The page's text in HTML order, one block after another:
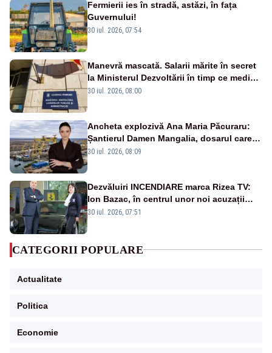
Fermierii ies în stradă, astăzi, în fața
Guvernului!
30 iul. 2026, 07:54
Manevră mascată. Salarii mărite în secret
la Ministerul Dezvoltării în timp ce medicii
ies în stradă
30 iul. 2026, 08:00
Ancheta explozivă Ana Maria Păcuraru:
Șantierul Damen Mangalia, dosarul care
scufundă apărarea României
30 iul. 2026, 08:09
Dezvăluiri INCENDIARE marca Rizea TV:
Ion Bazac, în centrul unor noi acuzații
publice
30 iul. 2026, 07:51
CATEGORII POPULARE
Actualitate
Politica
Economie